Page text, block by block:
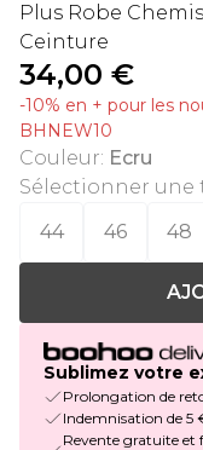
Plus Robe
Ceinture
34,00 €
-10% en + pour les
BHNEW10
Couleur: Ecru
Sélectionner une
44
46 48
Sublimez votre
Prolongation de
Indemnisation de 5
Revente gratuite et